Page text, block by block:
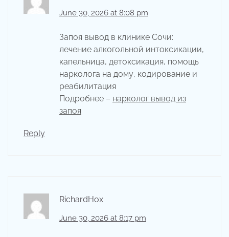
June 30, 2026 at 8:08 pm
Запоя вывод в клинике Сочи:
лечение алкогольной интоксикации,
капельница, детоксикация, помощь
нарколога на дому, кодирование и
реабилитация
Подробнее – нарколог вывод из
запоя
Reply
RichardHox
June 30, 2026 at 8:17 pm